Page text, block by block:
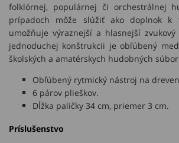
folklórnej, populárnej či orchestrálnej
prípadoch môže slúžiť ako doplnok k
umožňuje výraznejší a hlasnejší zvukový
jednoduchej konštrukcii je obľúbený
školských a amatérskych hudobných
Obľúbený rytmický nástroj na
6 párov plieškov.
Dĺžka paličky 34 cm, priemer 3 cm.
Príslušenstvo